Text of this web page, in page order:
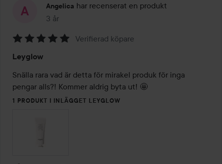
Angelica har recenserat en produkt
3 år
Inlägget skapades 3 år
5
av
5
Verifierad köpare
Leyglow
Snälla rara vad är detta för mirakel produk för inga
pengar alls?! Kommer aldrig byta ut! 🤩
1 PRODUKT I INLÄGGET LEYGLOW